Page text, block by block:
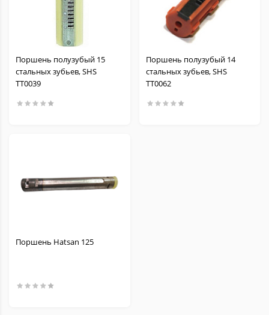
Поршень полузубый 15
стальных зубьев, SHS
TT0039
Поршень полузубый 14
стальных зубьев, SHS
TT0062
Поршень Hatsan 125